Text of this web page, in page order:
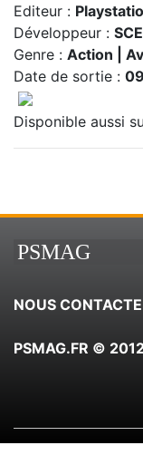
Editeur :
Développeur :
Genre : Action |
Date de sortie :
Disponible aussi
PSMAG
NOUS
PSMAG.FR ©